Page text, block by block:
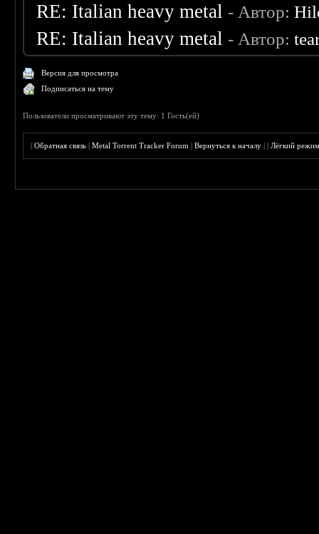
RE: Italian heavy metal - Автор:
RE: Italian heavy metal - Автор:
Версия для просмотра
Подписаться на тему
Пользователи просматривают эту тему: 1 Гость(ей)
|Обратная связь |Metal Torrent Tracker Forum |Вернуться к началу ||Лёгкий